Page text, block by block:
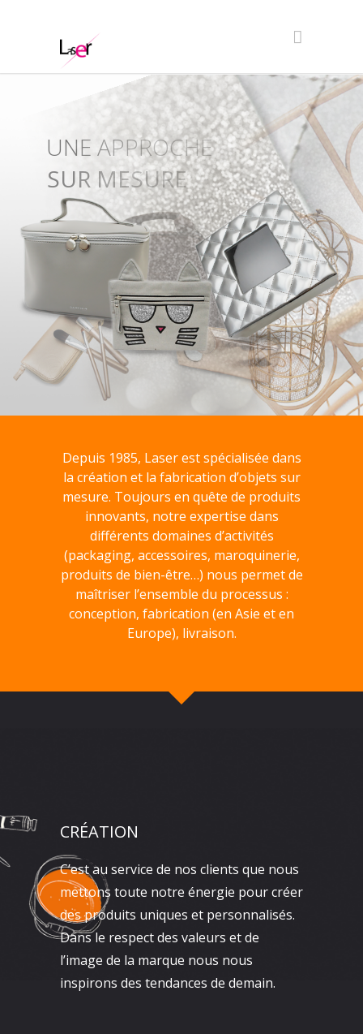
COMPETENCES
UNISSONS NOS
Depuis 1985, Laser est spécialisée dans
la création et la fabrication d’objets sur
mesure. Toujours en quête de produits
innovants, notre expertise dans
différents domaines d’activités
(packaging, accessoires, maroquinerie,
produits de bien-être…) nous permet de
maîtriser l’ensemble du processus :
conception, fabrication (en Asie et en
Europe), livraison.
CRÉATION
C’est au service de nos clients que nous
mettons toute notre énergie pour créer
des produits uniques et personnalisés.
Dans le respect des valeurs et de
l’image de la marque nous nous
inspirons des tendances de demain.